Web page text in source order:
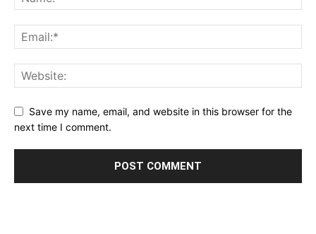
Save my name, email, and website in this browser for the
next time I comment.